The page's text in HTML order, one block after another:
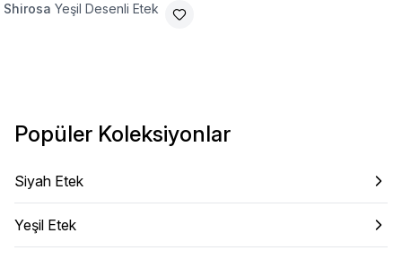
Shirosa Yeşil Desenli Etek
Popüler Koleksiyonlar
Siyah Etek
Yeşil Etek